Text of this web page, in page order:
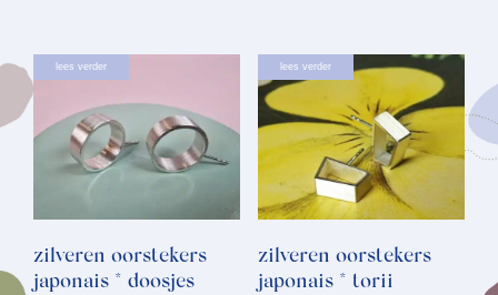
lees verder
zilveren oorstekers
japonais * doosjes
lees verder
zilveren oorstekers
japonais * torii